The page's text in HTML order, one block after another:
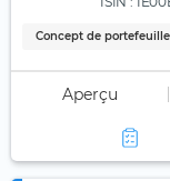
Concept de portefeuille
Aperçu